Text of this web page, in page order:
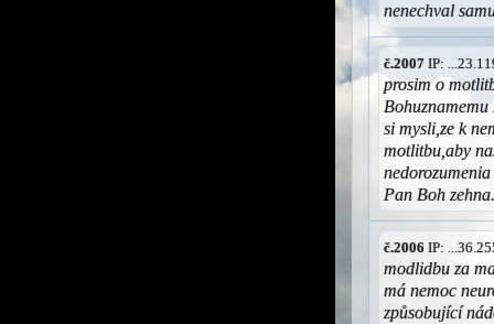
nenechval
č.2007 IP:
prosim o
si mysli,ze k
motlitbu,aby
Pan Boh
č.2006 IP:
modlidbu za
má nemoc
způsobující